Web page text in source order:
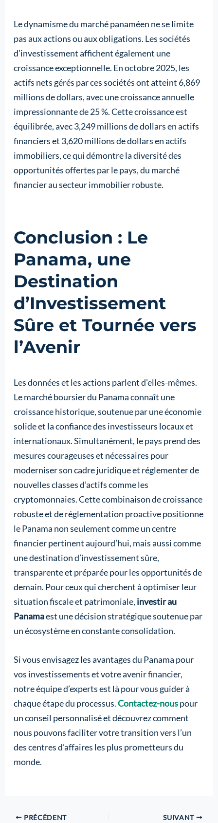
Le dynamisme du marché panaméen ne se limite
pas aux actions ou aux obligations. Les sociétés
d’investissement affichent également une
croissance exceptionnelle. En octobre 2025, les
actifs nets gérés par ces sociétés ont atteint 6,869
millions de dollars, avec une croissance annuelle
impressionnante de 25 %. Cette croissance est
équilibrée, avec 3,249 millions de dollars en actifs
financiers et 3,620 millions de dollars en actifs
immobiliers, ce qui démontre la diversité des
opportunités offertes par le pays, du marché
financier au secteur immobilier robuste.
Conclusion : Le
Panama, une
Destination
d’Investissement
Sûre et Tournée vers
l’Avenir
Les données et les actions parlent d’elles-mêmes.
Le marché boursier du Panama connaît une
croissance historique, soutenue par une économie
solide et la confiance des investisseurs locaux et
internationaux. Simultanément, le pays prend des
mesures courageuses et nécessaires pour
moderniser son cadre juridique et réglementer de
nouvelles classes d’actifs comme les
cryptomonnaies. Cette combinaison de croissance
robuste et de réglementation proactive positionne
le Panama non seulement comme un centre
financier pertinent aujourd’hui, mais aussi comme
une destination d’investissement sûre,
transparente et préparée pour les opportunités de
demain. Pour ceux qui cherchent à optimiser leur
situation fiscale et patrimoniale, investir au
Panamaest une décision stratégique soutenue par
un écosystème en constante consolidation.
Si vous envisagez les avantages du Panama pour
vos investissements et votre avenir financier,
notre équipe d’experts est là pour vous guider à
chaque étape du processus.Contactez-nouspour
un conseil personnalisé et découvrez comment
nous pouvons faciliter votre transition vers l’un
des centres d’affaires les plus prometteurs du
monde.
PRÉCÉDENT SUIVANT